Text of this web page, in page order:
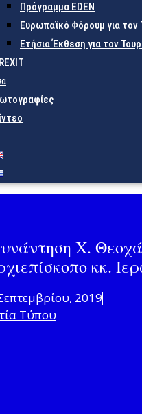
Πρόγραμμα EDEN
Ευρωπαϊκό Φόρουμ για τον
Ετήσια Έκθεση για τον
Χ.
κκ.
2019
Τύπου